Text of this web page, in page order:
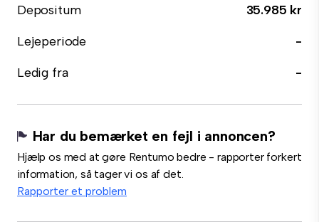
Depositum
35.985 kr
Lejeperiode
-
Ledig fra
-
Har du bemærket en fejl i annoncen?
Hjælp os med at gøre Rentumo bedre - rapporter forkert
information, så tager vi os af det.
Rapporter et problem